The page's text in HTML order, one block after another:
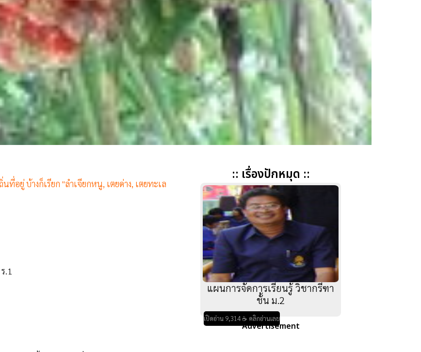
อยู่ บ้างก็เรียก "ลำเจียกหนู, เตยด่าง, เตยทะเล
.1
:: เรื่องปักหมุด ::
แผนการจัดการเรียนรู้ วิชากรีฑา
ชั้น ม.2
เปิดอ่าน 9,314 ☕ คลิกอ่านเลย
Advertisement